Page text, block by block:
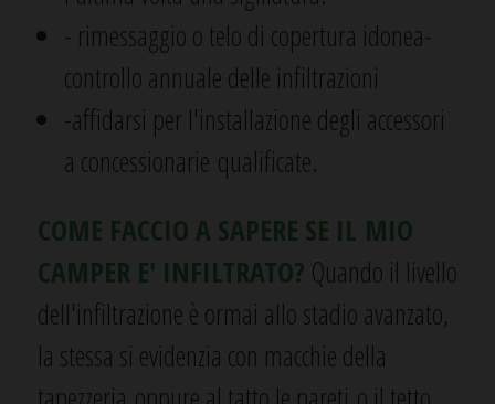
- rimessaggio o telo di copertura idonea-
controllo annuale delle infiltrazioni
-affidarsi per l'installazione degli accessori
a concessionarie qualificate.
COME FACCIO A SAPERE SE IL MIO
CAMPER E' INFILTRATO? Quando il livello
dell'infiltrazione è ormai allo stadio avanzato,
la stessa si evidenzia con macchie della